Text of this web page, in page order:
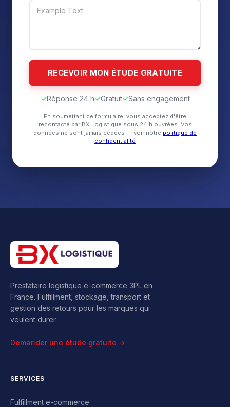
✓Réponse 24 h✓Gratuit✓Sans engagement
En soumettant ce formulaire, vous acceptez d'être
recontacté par BX Logistique sous 24 h ouvrées. Vos
données ne sont jamais cédées — voir notre politique de
confidentialité
Prestataire logistique e-commerce 3PL en
France. Fulfillment, stockage, transport et
gestion des retours pour les marques qui
veulent durer.
Demander une étude gratuite →
SERVICES
Fulfillment e-commerce